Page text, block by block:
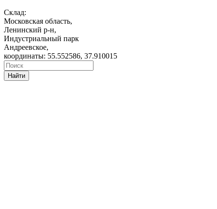
Склад:
Московская область,
Ленинский р-н,
Индустриальный парк
Андреевское,
координаты: 55.552586, 37.910015
Найти